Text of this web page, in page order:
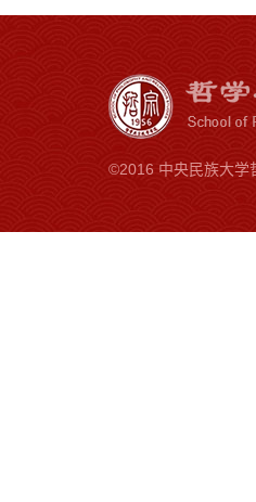
©2016 中央民族大学